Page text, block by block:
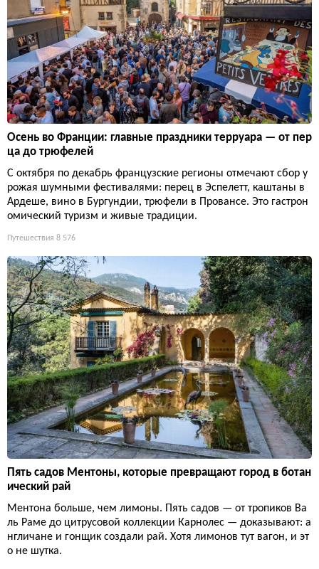
Осень во Франции: главные праздники терруара — от пер
ца до трюфелей
С октября по декабрь французские регионы отмечают сбор у
рожая шумными фестивалями: перец в Эспелетт, каштаны в
Ардеше, вино в Бургундии, трюфели в Провансе. Это гастрон
омический туризм и живые традиции.
Путешествия 8 576
Пять садов Ментоны, которые превращают город в ботан
ический рай
Ментона больше, чем лимоны. Пять садов — от тропиков Ва
ль Раме до цитрусовой коллекции Карнолес — доказывают: а
нгличане и гонщик создали рай. Хотя лимонов тут вагон, и эт
о не шутка.